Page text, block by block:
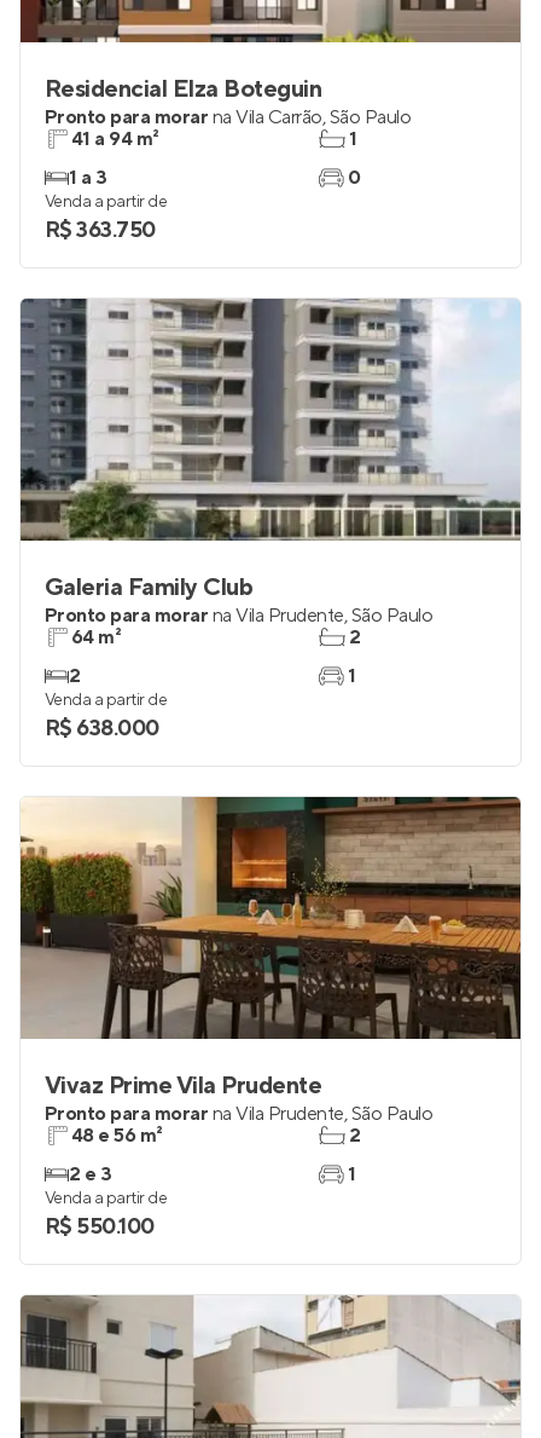
Residencial Elza Boteguin
Pronto para morar na Vila Carrão,São Paulo
41 a 94 m²
1 a 3
1
0
Venda a partir de
R$ 363.750
Galeria Family Club
Pronto para morar na Vila Prudente,São Paulo
64 m²
2
2
1
Venda a partir de
R$ 638.000
Vivaz Prime Vila Prudente
Pronto para morar na Vila Prudente,São Paulo
48 e 56 m²
2 e 3
2
1
Venda a partir de
R$ 550.100